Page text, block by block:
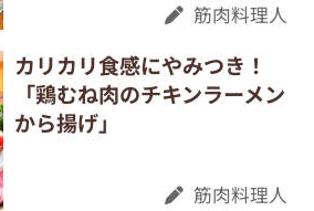
筋肉料理人
カリカリ食感にやみつき！
「鶏むね肉のチキンラーメン
から揚げ」
筋肉料理人